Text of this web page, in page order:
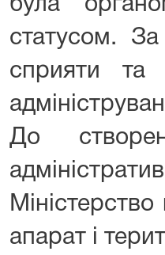
була
статусом.
сприяти та
До
апарат і